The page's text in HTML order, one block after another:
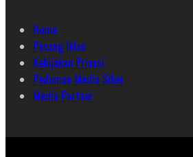
Home
Pasang Iklan
Kebijakan Privasi
Pedoman Media Siber
Media Partner